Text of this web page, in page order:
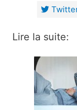
Lire la suite: